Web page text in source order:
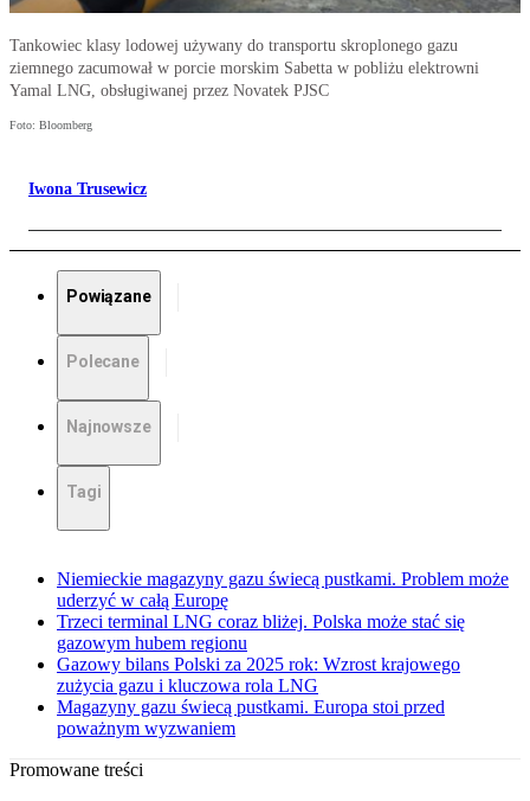
Tankowiec klasy lodowej używany do transportu skroplonego gazu
ziemnego zacumował w porcie morskim Sabetta w pobliżu elektrowni
Yamal LNG, obsługiwanej przez Novatek PJSC
Foto: Bloomberg
Iwona Trusewicz
Powiązane
Polecane
Najnowsze
Tagi
Niemieckie magazyny gazu świecą pustkami. Problem może
uderzyć w całą Europę
Trzeci terminal LNG coraz bliżej. Polska może stać się
gazowym hubem regionu
Gazowy bilans Polski za 2025 rok: Wzrost krajowego
zużycia gazu i kluczowa rola LNG
Magazyny gazu świecą pustkami. Europa stoi przed
poważnym wyzwaniem
Promowane treści